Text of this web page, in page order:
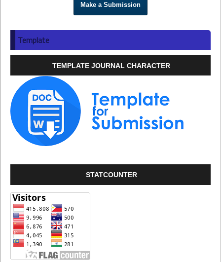
Make a Submission
Template
TEMPLATE JOURNAL CHARACTER
STATCOUNTER